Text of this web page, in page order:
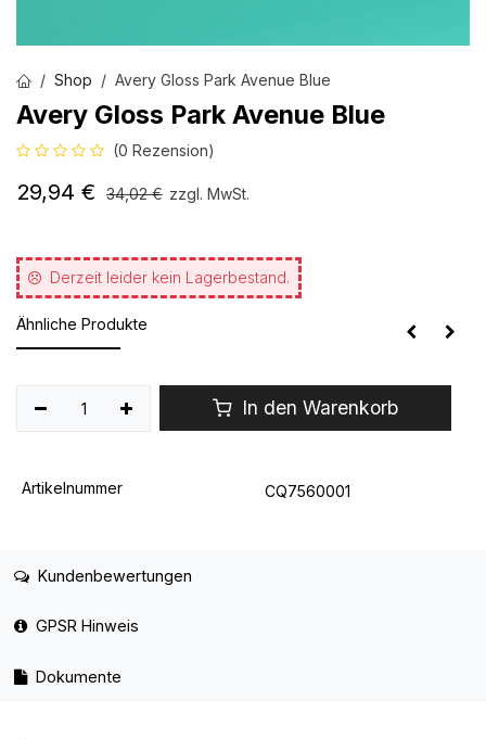
Shop Avery Gloss Park Avenue Blue
Avery Gloss Park Avenue Blue
(0 Rezension)
29,94 € 34,02€ zzgl. MwSt.
Derzeit leider kein Lagerbestand.
Ähnliche Produkte
In den Warenkorb
Artikelnummer CQ7560001
Kundenbewertungen
GPSR Hinweis
Dokumente